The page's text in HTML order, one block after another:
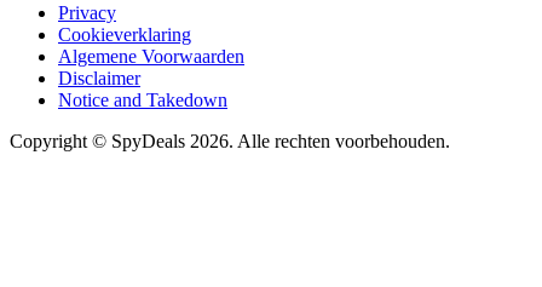
Privacy
Cookieverklaring
Algemene Voorwaarden
Disclaimer
Notice and Takedown
Copyright © SpyDeals 2026. Alle rechten voorbehouden.